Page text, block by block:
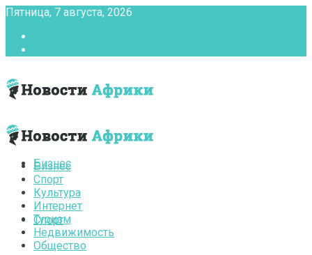
Пятница, 7 августа, 2026
Бизнес
Спорт
Бизнес
Спорт
Культура
Интернет
Туризм
Недвижимость
Общество